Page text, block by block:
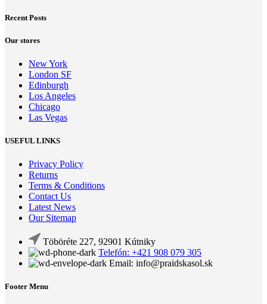
Recent Posts
Our stores
New York
London SF
Edinburgh
Los Angeles
Chicago
Las Vegas
USEFUL LINKS
Privacy Policy
Returns
Terms & Conditions
Contact Us
Latest News
Our Sitemap
Töböréte 227, 92901 Kútniky
Telefón: +421 908 079 305
Email: info@praidskasol.sk
Footer Menu